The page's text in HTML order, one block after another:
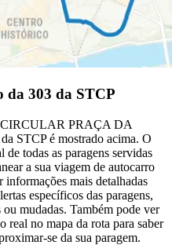
303 da STCP
CIRCULAR PRAÇA DA
STCP é mostrado acima. O
todas as paragens servidas
a sua viagem de autocarro
informações mais detalhadas
específicos das paragens,
mudadas. Também pode ver
real no mapa da rota para saber
se da sua paragem.